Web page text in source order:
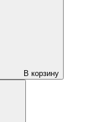
В корзину